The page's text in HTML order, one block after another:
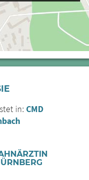
in: CMD